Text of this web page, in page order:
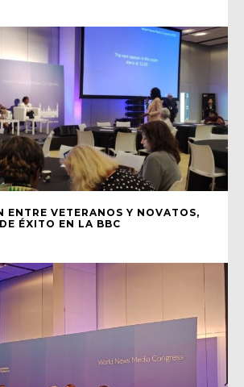
ENTRE VETERANOS Y NOVATOS,
ÉXITO EN LA BBC